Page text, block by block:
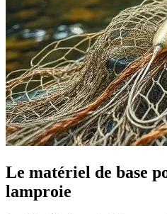
Le matériel de base
lamproie